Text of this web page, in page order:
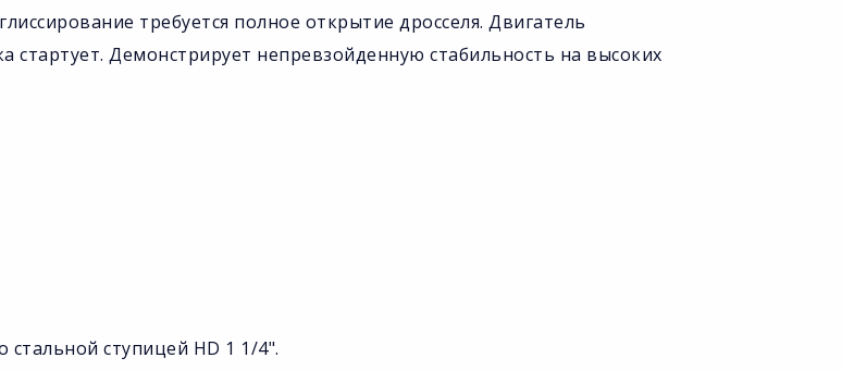
требуется полное открытие дросселя. Двигатель
стартует. Демонстрирует непревзойденную стабильность на высоких
ступицей HD 1 1/4".